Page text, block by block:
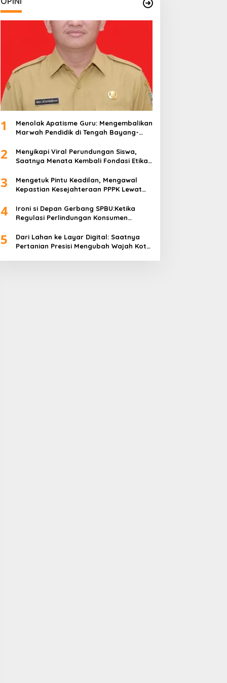
1
Menolak Apatisme Guru: Mengembalikan
Marwah Pendidik di Tengah Bayang-
2
Menyikapi Viral Perundungan Siswa,
Saatnya Menata Kembali Fondasi Etika
3
Mengetuk Pintu Keadilan, Mengawal
Kepastian Kesejahteraan PPPK Lewat
4
Ironi si Depan Gerbang SPBU:Ketika
Regulasi Perlindungan Konsumen
5
Dari Lahan ke Layar Digital: Saatnya
Pertanian Presisi Mengubah Wajah Kota